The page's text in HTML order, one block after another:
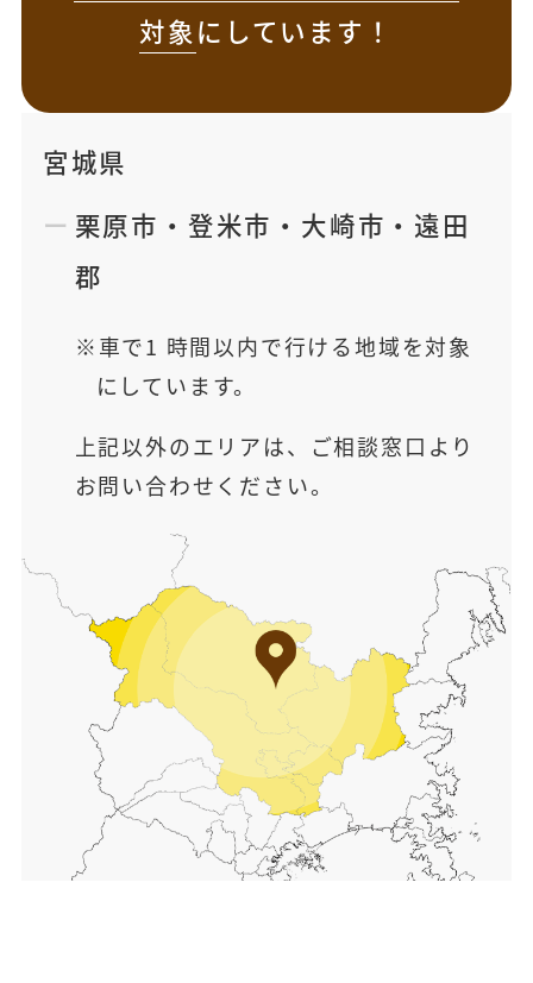
対象にしています！
宮城県
栗原市 ・ 登米市 ・ 大崎市 ・ 遠田
郡
車で1 時間以内で行ける地域を対象
にしています。
上記以外のエリアは、ご相談窓口より
お問い合わせください。